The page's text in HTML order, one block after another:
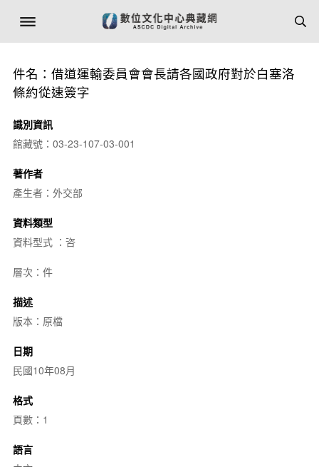
件名：借道運輸委員會會長請各國政府對於白塞洛
條約從速簽字
識別資訊
館藏號：03-23-107-03-001
著作者
產生者：外交部
資料類型
資料型式 ：咨
層次：件
描述
版本：原檔
日期
民國10年08月
格式
頁數：1
語言